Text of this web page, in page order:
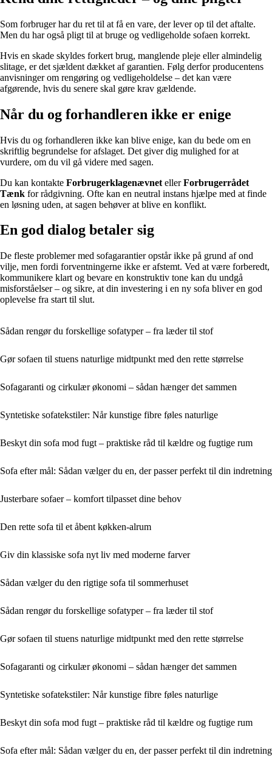
Som forbruger har du ret til at få en vare, der lever op til det aftalte.
Men du har også pligt til at bruge og vedligeholde sofaen korrekt.
Hvis en skade skyldes forkert brug, manglende pleje eller almindelig
slitage, er det sjældent dækket af garantien. Følg derfor producentens
anvisninger om rengøring og vedligeholdelse – det kan være
afgørende, hvis du senere skal gøre krav gældende.
Når du og forhandleren ikke er enige
Hvis du og forhandleren ikke kan blive enige, kan du bede om en
skriftlig begrundelse for afslaget. Det giver dig mulighed for at
vurdere, om du vil gå videre med sagen.
Du kan kontakte Forbrugerklagenævnet ellerForbrugerrådet
Tænk for rådgivning. Ofte kan en neutral instans hjælpe med at finde
en løsning uden, at sagen behøver at blive en konflikt.
En god dialog betaler sig
De fleste problemer med sofagarantier opstår ikke på grund af ond
vilje, men fordi forventningerne ikke er afstemt. Ved at være forberedt,
kommunikere klart og bevare en konstruktiv tone kan du undgå
misforståelser – og sikre, at din investering i en ny sofa bliver en god
oplevelse fra start til slut.
Sådan rengør du forskellige sofatyper – fra læder til stof
Gør sofaen til stuens naturlige midtpunkt med den rette størrelse
Sofagaranti og cirkulær økonomi – sådan hænger det sammen
Syntetiske sofatekstiler: Når kunstige fibre føles naturlige
Beskyt din sofa mod fugt – praktiske råd til kældre og fugtige rum
Sofa efter mål: Sådan vælger du en, der passer perfekt til din indretning
Justerbare sofaer – komfort tilpasset dine behov
Den rette sofa til et åbent køkken-alrum
Giv din klassiske sofa nyt liv med moderne farver
Sådan vælger du den rigtige sofa til sommerhuset
Sådan rengør du forskellige sofatyper – fra læder til stof
Gør sofaen til stuens naturlige midtpunkt med den rette størrelse
Sofagaranti og cirkulær økonomi – sådan hænger det sammen
Syntetiske sofatekstiler: Når kunstige fibre føles naturlige
Beskyt din sofa mod fugt – praktiske råd til kældre og fugtige rum
Sofa efter mål: Sådan vælger du en, der passer perfekt til din indretning